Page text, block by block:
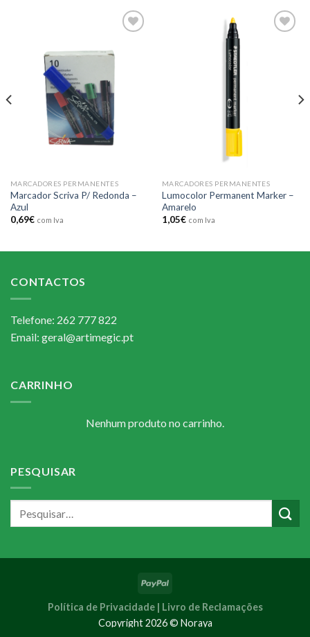
MARCADORES PERMANENTES
Marcador Scriva P/ Redonda –
Azul
0,69€ com Iva
MARCADORES PERMANENTES
Lumocolor Permanent Marker –
Amarelo
1,05€ com Iva
CONTACTOS
Telefone: 262 777 822
Email: geral@artimegic.pt
CARRINHO
Nenhum produto no carrinho.
PESQUISAR
Política de Privacidade | Livro de Reclamações
Copyright 2026 © Noraya